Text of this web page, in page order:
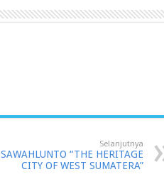
Selanjutnya
SAWAHLUNTO “THE HERITAGE
CITY OF WEST SUMATERA”